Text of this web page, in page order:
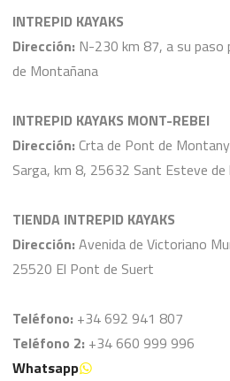
INTREPID KAYAKS
Dirección: N-230 km 87, a su paso
de Montañana
INTREPID KAYAKS MONT-REBEI
Dirección: Crta de Pont de
Sarga, km 8, 25632 Sant Esteve de
TIENDA INTREPID KAYAKS
Dirección: Avenida de Victoriano
25520 El Pont de Suert
Teléfono: +34 692 941 807
Teléfono 2: +34 660 999 996
Whatsapp